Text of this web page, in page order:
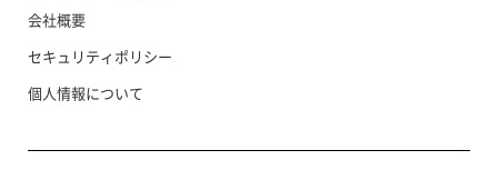
会社概要
セキュリティポリシー
個人情報について